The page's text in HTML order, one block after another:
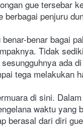
gue tersebar
penjuru
benar bagai
Tidak
ada
tega melakukan
di sini.
waktu
berasal dari diri